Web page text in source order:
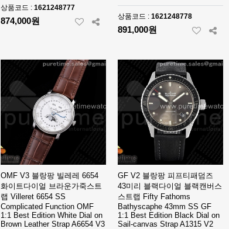
상품코드 : 1621248777
874,000원 상품코드 : 1621248778
891,000원
OMF V3 블랑팡 빌레레 6654
화이트다이얼 브라운가죽스트
랩 Villeret 6654 SS
Complicated Function OMF
1:1 Best Edition White Dial on
Brown Leather Strap A6654 V3
GF V2 블랑팡 피프티패덤즈
43미리 블랙다이얼 블랙캔버스
스트랩 Fifty Fathoms
Bathyscaphe 43mm SS GF
1:1 Best Edition Black Dial on
Sail-canvas Strap A1315 V2